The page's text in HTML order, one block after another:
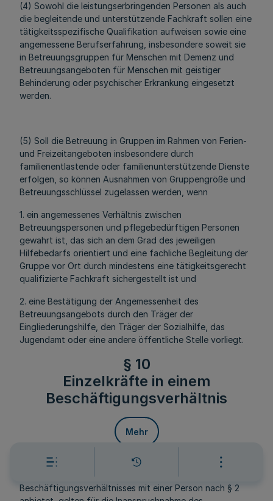
(4) Sowohl die leistungserbringenden Personen als auch
die begleitende und unterstützende Fachkraft sollen eine
tätigkeitsspezifische Qualifikation aufweisen sowie eine
angemessene Berufserfahrung, insbesondere soweit sie
in Betreuungsgruppen für Menschen mit Demenz und
Betreuungsangeboten für Menschen mit geistiger
Behinderung oder psychischer Erkrankung eingesetzt
werden.
(5) Soll die Betreuung in Gruppen im Rahmen von Ferien-
und Freizeitangeboten insbesondere durch
familienentlastende oder familienunterstützende Dienste
erfolgen, so können Ausnahmen von Gruppengröße und
Betreuungsschlüssel zugelassen werden, wenn
1. ein angemessenes Verhältnis zwischen
Betreuungspersonen und pflegebedürftigen Personen
gewahrt ist, das sich an dem Grad des jeweiligen
Hilfebedarfs orientiert und eine fachliche Begleitung der
Gruppe vor Ort durch mindestens eine tätigkeitsgerecht
qualifizierte Fachkraft sichergestellt ist und
2. eine Bestätigung der Angemessenheit des
Betreuungsangebots durch den Träger der
Eingliederungshilfe, den Träger der Sozialhilfe, das
Jugendamt oder eine andere öffentliche Stelle vorliegt.
§ 10
Einzelkräfte in einem
Beschäftigungsverhältnis
Mehr
(1) Leistungen, die eine Einzelkraft im Sinne von § 5
Nummer 4 im Rahmen eines unmittelbaren
Beschäftigungsverhältnisses mit einer Person nach § 2